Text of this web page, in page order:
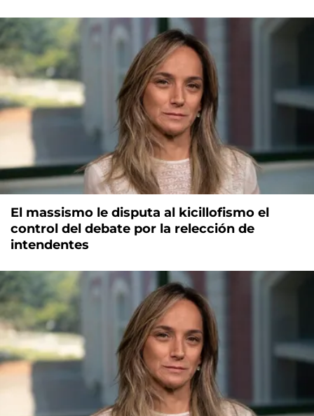
El massismo le disputa al kicillofismo el
control del debate por la relección de
intendentes